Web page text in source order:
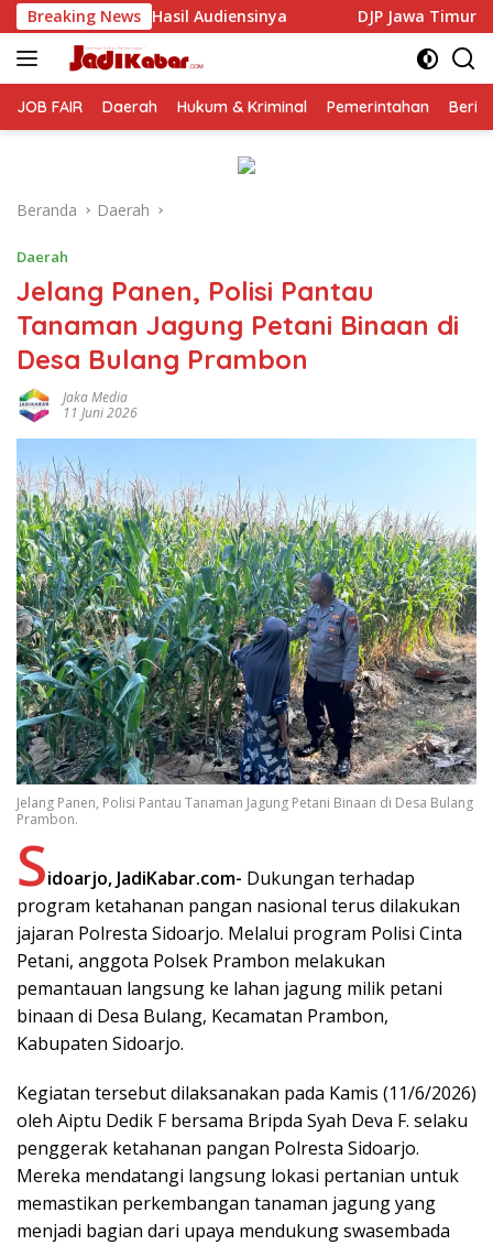
Langsung
ke
konten
Breaking News DJP Jawa Timur Gandeng GP Ansor
JOB FAIR Daerah Hukum & Kriminal Pemerintahan
Beranda Daerah
Daerah
Jelang Panen, Polisi Pantau
Tanaman Jagung Petani Binaan di
Desa Bulang Prambon
Jaka Media
11 Juni 2026
Jelang Panen, Polisi Pantau Tanaman Jagung Petani Binaan di Desa Bulang
Prambon.
Sidoarjo, JadiKabar.com- Dukungan terhadap
program ketahanan pangan nasional terus dilakukan
jajaran Polresta Sidoarjo. Melalui program Polisi Cinta
Petani, anggota Polsek Prambon melakukan
pemantauan langsung ke lahan jagung milik petani
binaan di Desa Bulang, Kecamatan Prambon,
Kabupaten Sidoarjo.
Kegiatan tersebut dilaksanakan pada Kamis (11/6/2026)
oleh Aiptu Dedik F bersama Bripda Syah Deva F. selaku
penggerak ketahanan pangan Polresta Sidoarjo.
Mereka mendatangi langsung lokasi pertanian untuk
memastikan perkembangan tanaman jagung yang
menjadi bagian dari upaya mendukung swasembada